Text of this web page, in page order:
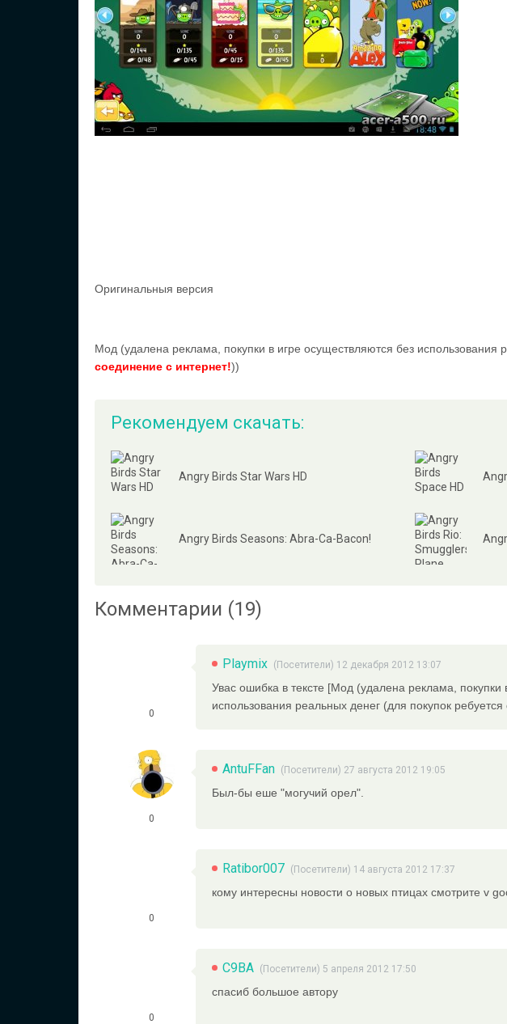
Оригинальныя версия
Мод (удалена реклама, покупки в игре осуществляются без использования
соединение с интернет!))
Рекомендуем скачать:
Angry Birds Star Wars HD
Angry Birds Seasons: Abra-Ca-Bacon!
Комментарии (19)
0
Playmix (Посетители) 12 декабря 2012 13:07
Увас ошибка в тексте [Мод (удалена реклама, покупки
использования реальных денег (для покупок
0
AntuFFan (Посетители) 27 августа 2012 19:05
Был-бы еше "могучий орел".
0
Ratibor007 (Посетители) 14 августа 2012 17:37
кому интересны новости о новых птицах смотрите v
0
C9BA (Посетители) 5 апреля 2012 17:50
спасиб большое автору